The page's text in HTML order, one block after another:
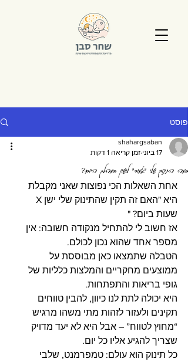
פוסט
כמה התינוק שלי "אמור" לישון במהלך היום?
shahargsaban
17 ביוני
זמן קריאה 1 דקות
אחת השאלות הכי נפוצות שאני מקבלת
שעות ביום? "
אז חשוב לי להתחיל מנקודה חשובה: אין
מספר אחד שהוא נכון לכולם.
הטבלה שתמצאו כאן מבוססת על
ממוצעים מחקריים והמלצות כלליות של
גופי בריאות והתפתחות.
היא יכולה לתת לנו כיוון, להבין טווחים
תקינים ולעזור לזהות מתי משהו מרגיש
“מחוץ לטווח” – אבל היא לא יעד מדויק
שצריך להגיע אליו כל יום.
כל תינוק הוא עולם: טמפרמנט, שלבי